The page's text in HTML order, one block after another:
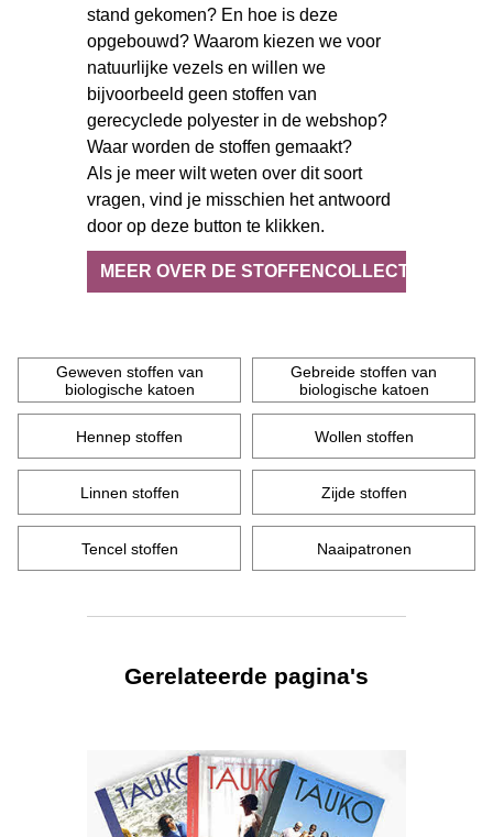
stand gekomen? En hoe is deze
opgebouwd? Waarom kiezen we voor
natuurlijke vezels en willen we
bijvoorbeeld geen stoffen van
gerecyclede polyester in de webshop?
Waar worden de stoffen gemaakt?
Als je meer wilt weten over dit soort
vragen, vind je misschien het antwoord
door op deze button te klikken.
MEER OVER DE STOFFENCOLLECTIE
Geweven stoffen van
biologische katoen
Gebreide stoffen van
biologische katoen
Hennep stoffen Wollen stoffen
Linnen stoffen Zijde stoffen
Tencel stoffen Naaipatronen
Gerelateerde pagina's